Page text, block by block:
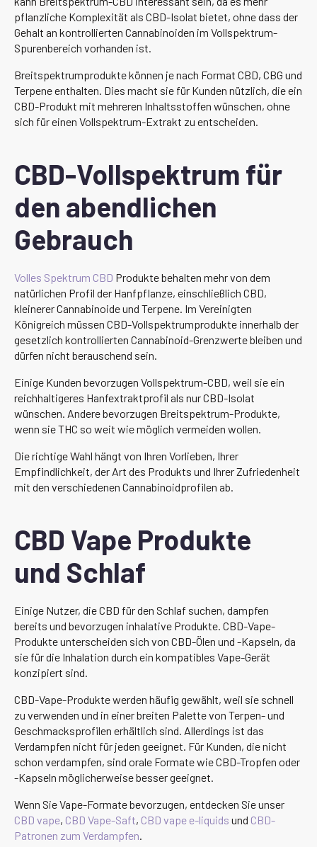
pflanzliche Komplexität als CBD-Isolat bietet, ohne dass der
Gehalt an kontrollierten Cannabinoiden im Vollspektrum-
Spurenbereich vorhanden ist.
Breitspektrumprodukte können je nach Format CBD, CBG und
Terpene enthalten. Dies macht sie für Kunden nützlich, die ein
CBD-Produkt mit mehreren Inhaltsstoffen wünschen, ohne
sich für einen Vollspektrum-Extrakt zu entscheiden.
CBD-Vollspektrum für
den abendlichen
Gebrauch
Volles Spektrum CBD Produkte behalten mehr von dem
natürlichen Profil der Hanfpflanze, einschließlich CBD,
kleinerer Cannabinoide und Terpene. Im Vereinigten
Königreich müssen CBD-Vollspektrumprodukte innerhalb der
gesetzlich kontrollierten Cannabinoid-Grenzwerte bleiben und
dürfen nicht berauschend sein.
Einige Kunden bevorzugen Vollspektrum-CBD, weil sie ein
reichhaltigeres Hanfextraktprofil als nur CBD-Isolat
wünschen. Andere bevorzugen Breitspektrum-Produkte,
wenn sie THC so weit wie möglich vermeiden wollen.
Die richtige Wahl hängt von Ihren Vorlieben, Ihrer
Empfindlichkeit, der Art des Produkts und Ihrer Zufriedenheit
mit den verschiedenen Cannabinoidprofilen ab.
CBD Vape Produkte
und Schlaf
Einige Nutzer, die CBD für den Schlaf suchen, dampfen
bereits und bevorzugen inhalative Produkte. CBD-Vape-
Produkte unterscheiden sich von CBD-Ölen und -Kapseln, da
sie für die Inhalation durch ein kompatibles Vape-Gerät
konzipiert sind.
CBD-Vape-Produkte werden häufig gewählt, weil sie schnell
zu verwenden und in einer breiten Palette von Terpen- und
Geschmacksprofilen erhältlich sind. Allerdings ist das
Verdampfen nicht für jeden geeignet. Für Kunden, die nicht
schon verdampfen, sind orale Formate wie CBD-Tropfen oder
-Kapseln möglicherweise besser geeignet.
Wenn Sie Vape-Formate bevorzugen, entdecken Sie unser
CBD vape, CBD Vape-Saft, CBD vape e-liquids und CBD-
Patronen zum Verdampfen.